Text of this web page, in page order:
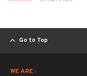
Go to Top
WE ARE :